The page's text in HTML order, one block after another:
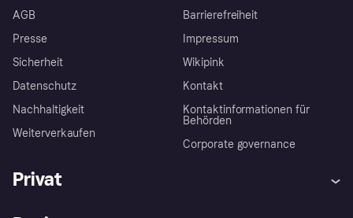
AGB
Presse
Sicherheit
Datenschutz
Nachhaltigkeit
Weiterverkaufen
Barrierefreiheit
Impressum
Wikipink
Kontakt
Kontaktinformationen für
Behörden
Corporate governance
Privat